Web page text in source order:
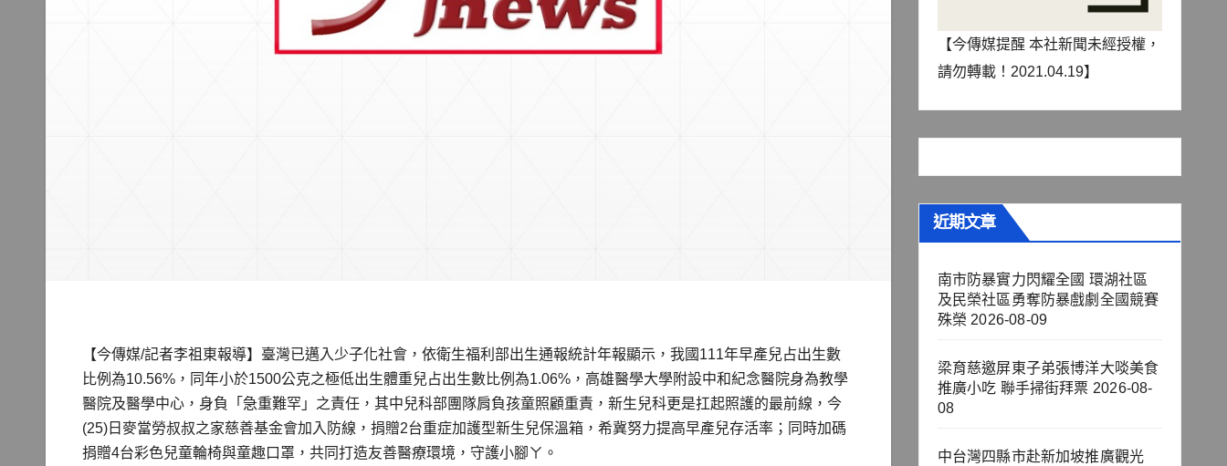
【今傳媒/記者李祖東報導】臺灣已邁入少子化社會，依衛生福利部出生通報統計年報顯示，我國111年早產兒占出生數
比例為10.56%，同年小於1500公克之極低出生體重兒占出生數比例為1.06%，高雄醫學大學附設中和紀念醫院身為教學
醫院及醫學中心，身負「急重難罕」之責任，其中兒科部團隊肩負孩童照顧重責，新生兒科更是扛起照護的最前線，今
(25)日麥當勞叔叔之家慈善基金會加入防線，捐贈2台重症加護型新生兒保溫箱，希冀努力提高早產兒存活率；同時加碼
捐贈4台彩色兒童輪椅與童趣口罩，共同打造友善醫療環境，守護小腳ㄚ。
【今傳媒提醒 本社新聞未經授權，
請勿轉載！2021.04.19】
近期文章
南市防暴實力閃耀全國 環湖社區
及民榮社區勇奪防暴戲劇全國競賽
殊榮 2026-08-09
梁育慈邀屏東子弟張博洋大啖美食
推廣小吃 聯手掃街拜票 2026-08-
08
中台灣四縣市赴新加坡推廣觀光